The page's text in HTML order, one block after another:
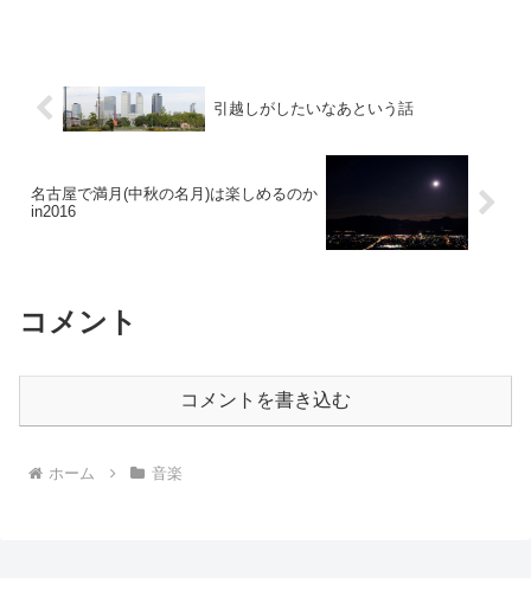
引越しがしたいなあという話
名古屋で満月(中秋の名月)は楽しめるのか
in2016
コメント
コメントを書き込む
ホーム 音楽